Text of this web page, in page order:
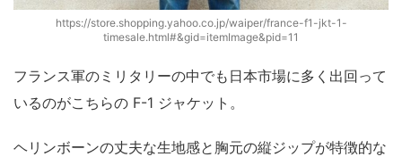
https://store.shopping.yahoo.co.jp/waiper/france-f1-jkt-1-
timesale.html#&gid=itemImage&pid=11
フランス軍のミリタリーの中でも日本市場に多く出回って
いるのがこちらの F-1 ジャケット。
ヘリンボーンの丈夫な生地感と胸元の縦ジップが特徴的な